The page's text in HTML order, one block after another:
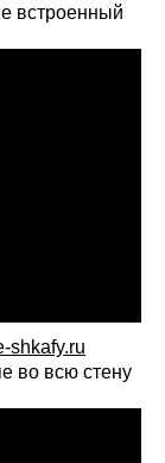
порядок
Такое
встроенный
shkafy.ru
во всю стену